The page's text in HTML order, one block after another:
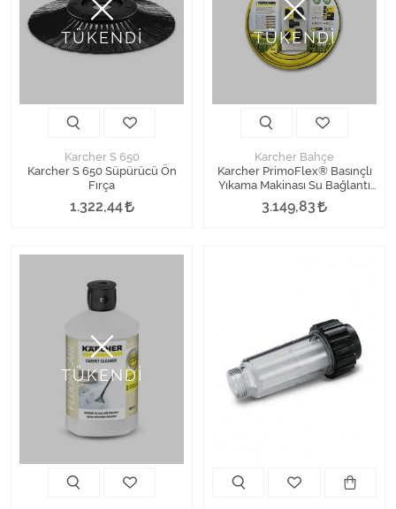
TÜKENDİ
Karcher S 650
Karcher S 650 Süpürücü Ön
Fırça
1.322,44
TÜKENDİ
Karcher Bahçe
Karcher PrimoFlex® Basınçlı
Yıkama Makinası Su Bağlantı
Seti 3/4'' 10 Metre
3.149,83
TÜKENDİ